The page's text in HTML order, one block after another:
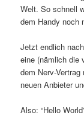
Welt. So schnell
dem Handy noch
Jetzt endlich
eine (nämlich die
dem Nerv-
neuen Anbieter
Also: “Hello